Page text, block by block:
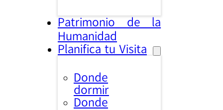
Patrimonio de la
Humanidad
Planifica tu Visita
Donde
dormir
Donde